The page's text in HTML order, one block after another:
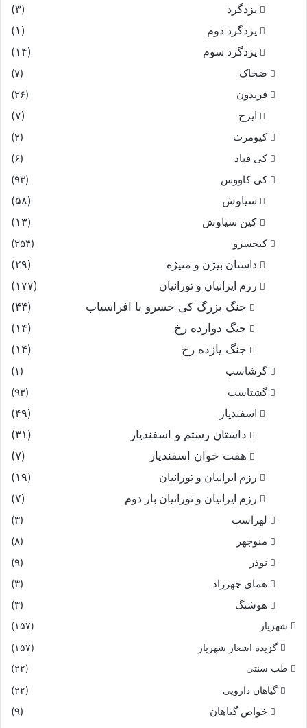
یزدگرد
(۳)
یزدگرد دوم
(۱)
یزدگرد سوم
(۱۴)
ضحاک
(۷)
فریدون
(۲۶)
ایرج
(۷)
کیومرث
(۲)
کی قباد
(۶)
کی کاووس
(۹۳)
سیاوش
(۵۸)
کین سیاوش
(۱۳)
کیخسرو
(۲۵۴)
داستان بیژن و منیژه
(۲۹)
رزم ایرانیان و تورانیان
(۱۷۷)
جنگ بزرگ کی خسرو با افراسیاب
(۴۴)
جنگ دوازده رخ
(۱۴)
جنگ یازده رخ
(۱۴)
گرشاسپ
(۱)
گشتاسب
(۹۳)
اسفندیار
(۴۹)
داستان رستم و اسفندیار
(۳۱)
هفت خوان اسفندیار
(۷)
رزم ایرانیان و تورانیان
(۱۹)
رزم ایرانیان و تورانیان بار دوم
(۷)
لهراسب
(۳)
منوچهر
(۸)
نوذر
(۹)
هماى چهرزاد
(۳)
هوشنگ
(۳)
شهریار (۱۵۷)
گزیده اشعار شهریار (۱۵۷)
طب سنتی (۲۲)
گیاهان دارویی (۲۲)
خواص گیاهان
(۹)